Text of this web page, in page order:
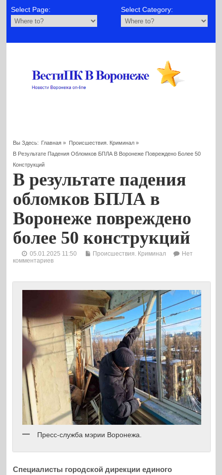
Select Page: Select Category:
Вы Здесь: Главная » Происшествия. Криминал»
В Результате Падения Обломков БПЛА В Воронеже Повреждено Более 50
Конструкций
В результате падения
обломков БПЛА в
Воронеже повреждено
более 50 конструкций
05.01.2025 11:50 Происшествия. Криминал
Нет
комментариев
Пресс-служба мэрии Воронежа.
Специалисты городской дирекции единого